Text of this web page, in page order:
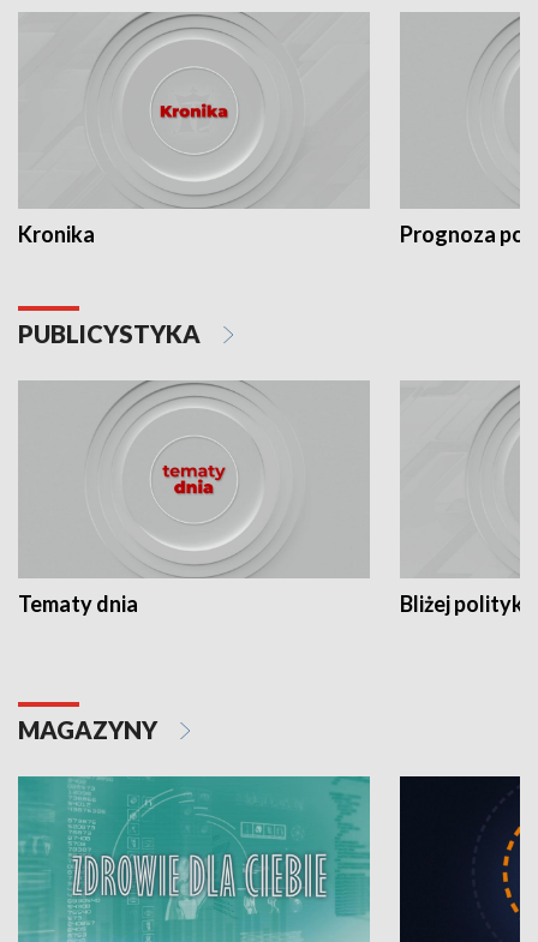
Kronika Prognoza
PUBLICYSTYKA
Tematy dnia Bliżej polityki
MAGAZYNY